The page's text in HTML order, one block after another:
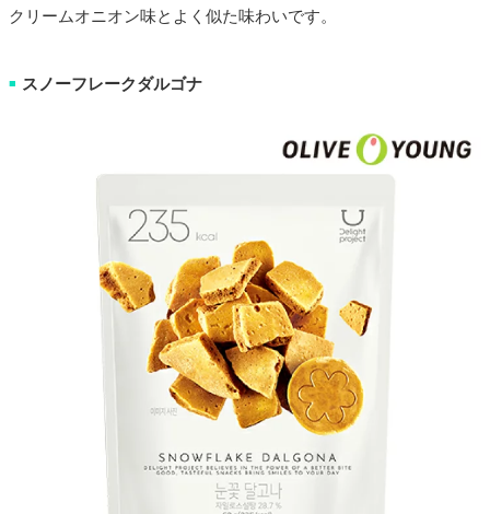
クリームオニオン味とよく似た味わいです。
■ スノーフレークダルゴナ